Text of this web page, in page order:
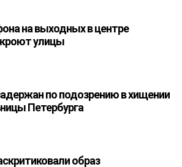
на выходных в центре
улицы
по подозрению в хищении
Петербурга
образ